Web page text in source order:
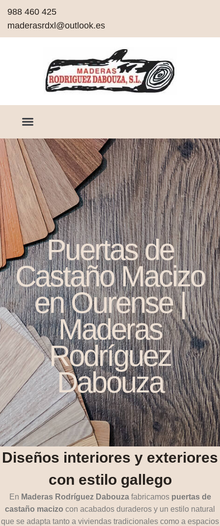
988 460 425
maderasrdxl@outlook.es
Puertas de
Castaño Macizo
en Ourense |
Maderas
Rodríguez
Dabouza
Diseños interiores y exteriores
con estilo gallego
En Maderas Rodríguez Dabouzafabricamos puertas de
castaño macizo con acabados duraderos y un estilo natural
que se adapta tanto a viviendas tradicionales como a espacios